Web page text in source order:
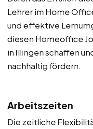
Lehrer im Home
und effektive
diesen Homeoffice
in Illingen schaffen
nachhaltig fördern.
Arbeitszeiten
Die zeitliche